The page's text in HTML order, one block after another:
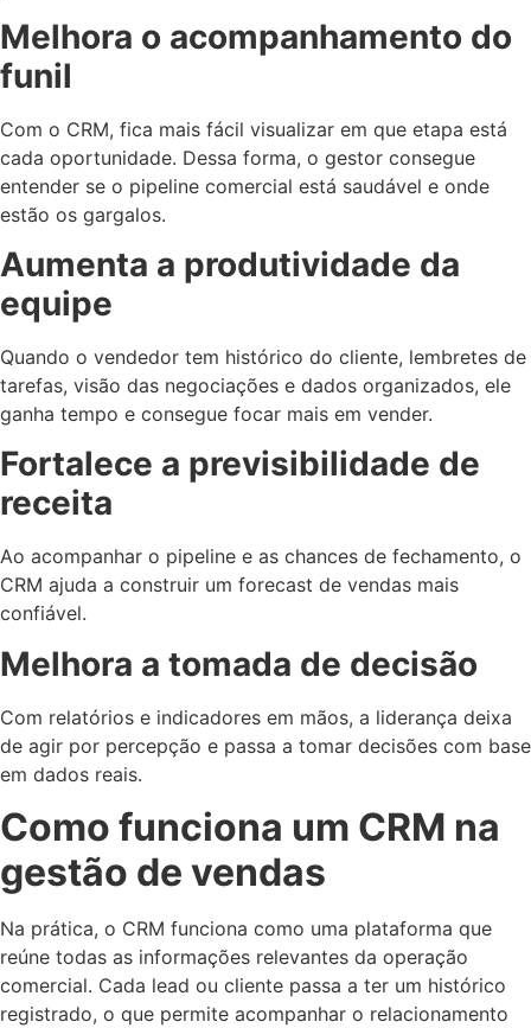
Melhora o acompanhamento do
funil
Com o CRM, fica mais fácil visualizar em que etapa está
cada oportunidade. Dessa forma, o gestor consegue
entender se o pipeline comercial está saudável e onde
estão os gargalos.
Aumenta a produtividade da
equipe
Quando o vendedor tem histórico do cliente, lembretes de
tarefas, visão das negociações e dados organizados, ele
ganha tempo e consegue focar mais em vender.
Fortalece a previsibilidade de
receita
Ao acompanhar o pipeline e as chances de fechamento, o
CRM ajuda a construir um forecast de vendas mais
confiável.
Melhora a tomada de decisão
Com relatórios e indicadores em mãos, a liderança deixa
de agir por percepção e passa a tomar decisões com base
em dados reais.
Como funciona um CRM na
gestão de vendas
Na prática, o CRM funciona como uma plataforma que
reúne todas as informações relevantes da operação
comercial. Cada lead ou cliente passa a ter um histórico
registrado, o que permite acompanhar o relacionamento